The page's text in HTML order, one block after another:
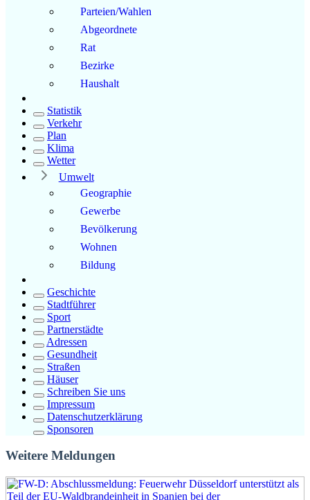
Parteien/Wahlen
Abgeordnete
Rat
Bezirke
Haushalt
Statistik
Verkehr
Plan
Klima
Wetter
Umwelt
Geographie
Gewerbe
Bevölkerung
Wohnen
Bildung
Geschichte
Stadtführer
Sport
Partnerstädte
Adressen
Gesundheit
Straßen
Häuser
Schreiben Sie uns
Impressum
Datenschutzerklärung
Sponsoren
Weitere Meldungen